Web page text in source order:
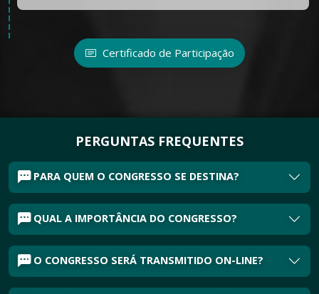
Certificado de Participação
PERGUNTAS FREQUENTES
PARA QUEM O CONGRESSO SE DESTINA?
QUAL A IMPORTÂNCIA DO CONGRESSO?
O CONGRESSO SERÁ TRANSMITIDO ON-LINE?